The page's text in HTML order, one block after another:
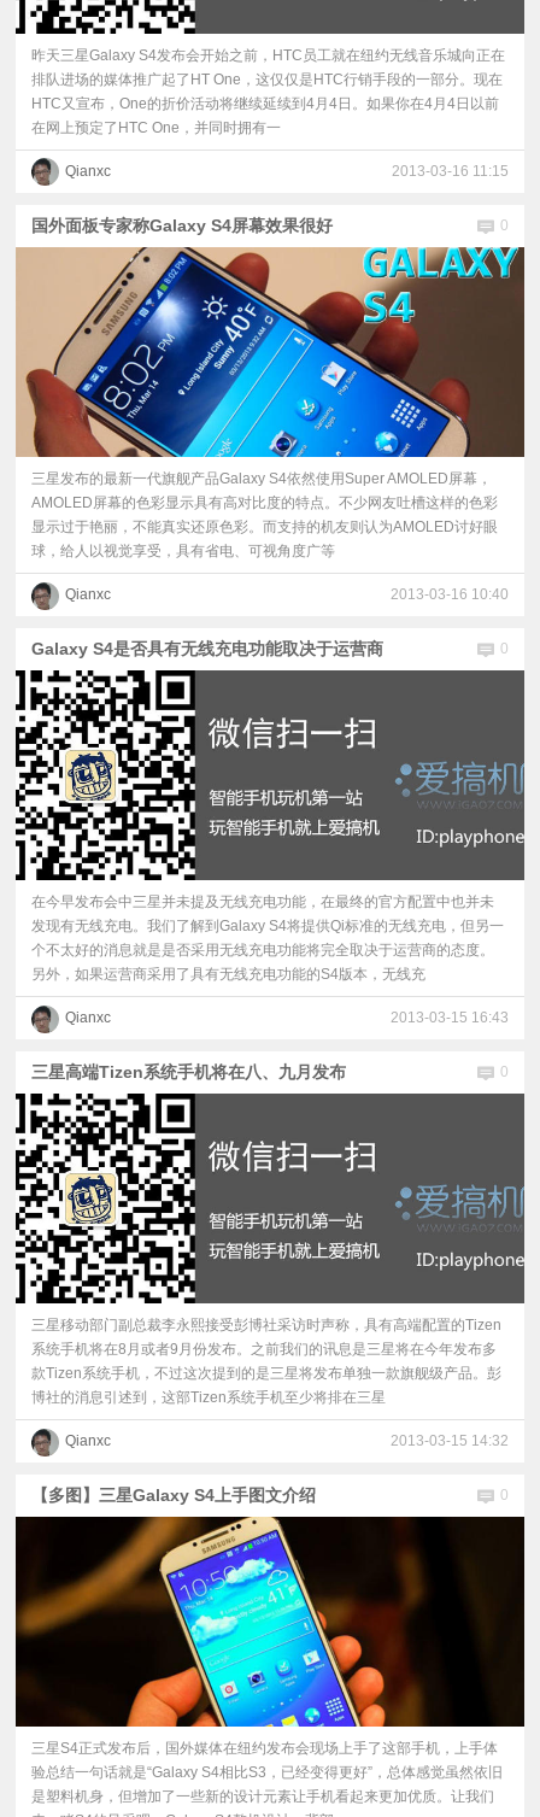
昨天三星Galaxy S4发布会开始之前，HTC员工就在纽约无线音乐城向正在
排队进场的媒体推广起了HT One，这仅仅是HTC行销手段的一部分。现在
HTC又宣布，One的折价活动将继续延续到4月4日。如果你在4月4日以前
在网上预定了HTC One，并同时拥有一
Qianxc 2013-03-16 11:15
国外面板专家称Galaxy S4屏幕效果很好 0
三星发布的最新一代旗舰产品Galaxy S4依然使用Super AMOLED屏幕，
AMOLED屏幕的色彩显示具有高对比度的特点。不少网友吐槽这样的色彩
显示过于艳丽，不能真实还原色彩。而支持的机友则认为AMOLED讨好眼
球，给人以视觉享受，具有省电、可视角度广等
Qianxc 2013-03-16 10:40
Galaxy S4是否具有无线充电功能取决于运营商 0
在今早发布会中三星并未提及无线充电功能，在最终的官方配置中也并未
发现有无线充电。我们了解到Galaxy S4将提供Qi标准的无线充电，但另一
个不太好的消息就是是否采用无线充电功能将完全取决于运营商的态度。
另外，如果运营商采用了具有无线充电功能的S4版本，无线充
Qianxc 2013-03-15 16:43
三星高端Tizen系统手机将在八、九月发布 0
三星移动部门副总裁李永熙接受彭博社采访时声称，具有高端配置的Tizen
系统手机将在8月或者9月份发布。之前我们的讯息是三星将在今年发布多
款Tizen系统手机，不过这次提到的是三星将发布单独一款旗舰级产品。彭
博社的消息引述到，这部Tizen系统手机至少将排在三星
Qianxc 2013-03-15 14:32
【多图】三星Galaxy S4上手图文介绍 0
三星S4正式发布后，国外媒体在纽约发布会现场上手了这部手机，上手体
验总结一句话就是“Galaxy S4相比S3，已经变得更好”，总体感觉虽然依旧
是塑料机身，但增加了一些新的设计元素让手机看起来更加优质。让我们